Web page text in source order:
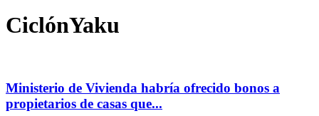
CiclónYaku
Ministerio de Vivienda habría ofrecido bonos a
propietarios de casas que...